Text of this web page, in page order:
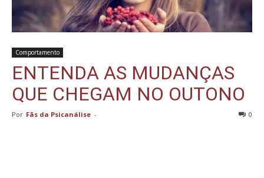
Comportamento
ENTENDA AS MUDANÇAS
QUE CHEGAM NO OUTONO
Por Fãs da Psicanálise - 0